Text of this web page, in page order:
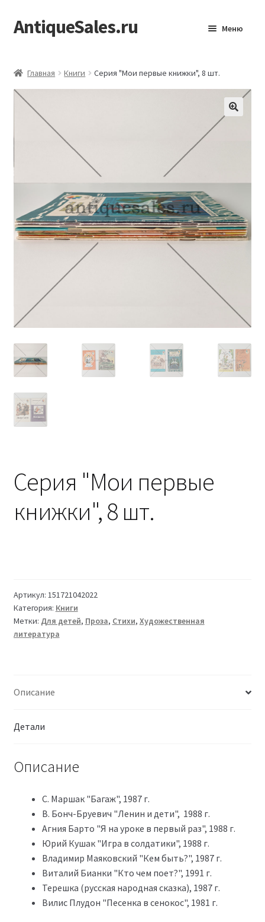
Перейти
к
Перейти
к
AntiqueSales.ru Меню
Главная Книги Серия "Мои первые книжки", 8 шт.
Серия "Мои первые
книжки", 8 шт.
Артикул: 151721042022
Категория: Книги
Метки: Для детей, Проза, Стихи, Художественная
литература
Описание
Детали
Описание
С. Маршак "Багаж", 1987 г.
В. Бонч-Бруевич "Ленин и дети", 1988 г.
Агния Барто "Я на уроке в первый раз", 1988 г.
Юрий Кушак "Игра в солдатики", 1988 г.
Владимир Маяковский "Кем быть?", 1987 г.
Виталий Бианки "Кто чем поет?", 1991 г.
Терешка (русская народная сказка), 1987 г.
Вилис Плудон "Песенка в сенокос", 1981 г.